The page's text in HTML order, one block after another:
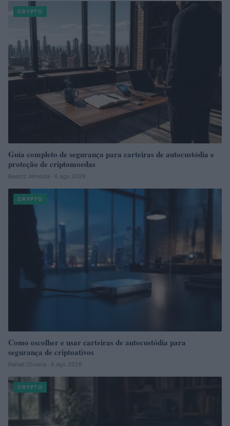
CRYPTO
Guia completo de segurança para carteiras de autocustódia e
proteção de criptomoedas
Beatriz Almeida · 6 ago 2026
CRYPTO
Como escolher e usar carteiras de autocustódia para
segurança de criptoativos
Rafael Oliveira · 6 ago 2026
CRYPTO